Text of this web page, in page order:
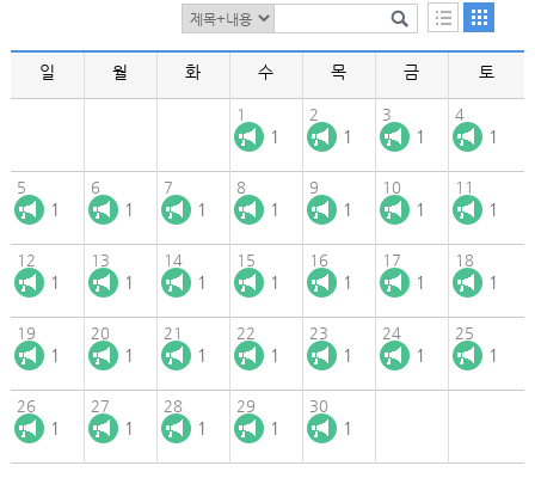
일 월 화 수 목 금 토
1
1
2
1
3
1
4
1
5
1
6
1
7
1
8
1
9
1
10
1
11
1
12
1
13
1
14
1
15
1
16
1
17
1
18
1
19
1
20
1
21
1
22
1
23
1
24
1
25
1
26
1
27
1
28
1
29
1
30
1